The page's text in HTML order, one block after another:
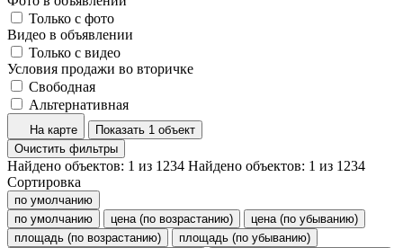
Только с фото
Видео в объявлении
Только с видео
Условия продажи во вторичке
Свободная
Альтернативная
На карте
Показать 1 объект
Очистить фильтры
Найдено объектов: 1 из 1234 Найдено объектов: 1 из 1234
Сортировка
по умолчанию
по умолчанию
цена (по возрастанию)
цена (по убыванию)
площадь (по возрастанию)
площадь (по убыванию)